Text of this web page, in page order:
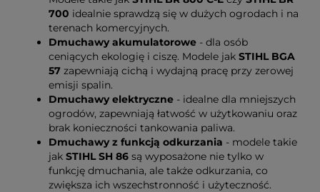
700 idealnie sprawdzą się w dużych ogrodach i na
terenach komercyjnych.
Dmuchawy akumulatorowe - dla osób
ceniących ekologię i ciszę. Modele jak STIHL BGA
57 zapewniają cichą i wydajną pracę przy zerowej
emisji spalin.
Dmuchawy elektryczne - idealne dla mniejszych
ogrodów, zapewniają łatwość w użytkowaniu oraz
brak konieczności tankowania paliwa.
Dmuchawy z funkcją odkurzania - modele takie
jak STIHL SH 86 są wyposażone nie tylko w
funkcję dmuchania, ale także odkurzania, co
zwiększa ich wszechstronność i użyteczność.